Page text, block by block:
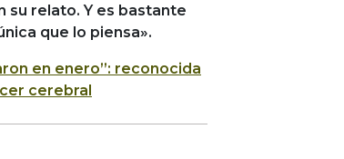
su relato. Y es bastante
que lo piensa».
en enero”: reconocida
cerebral